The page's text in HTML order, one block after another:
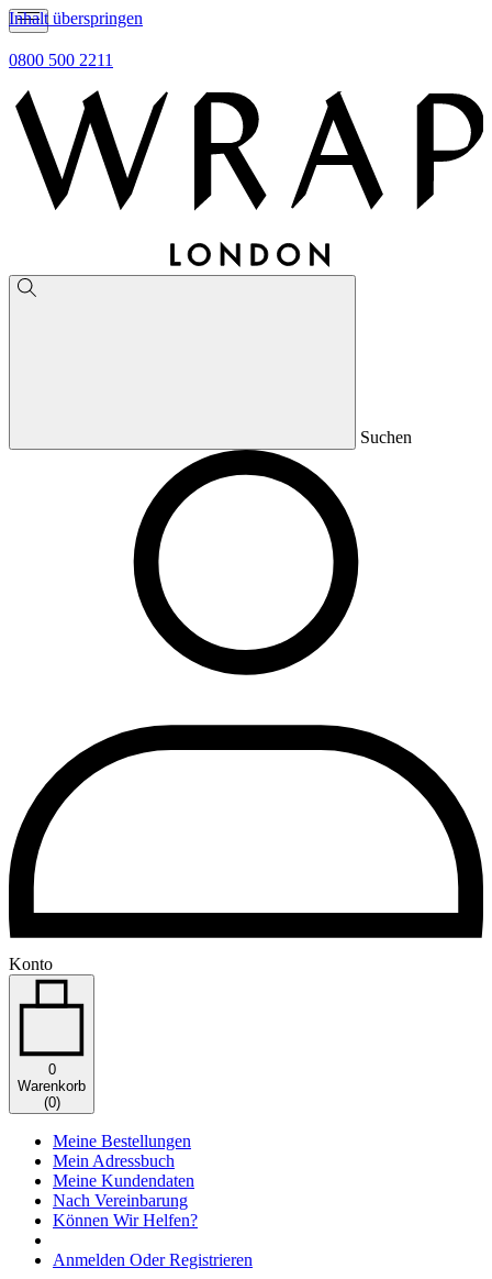
Inhalt überspringen
0800 500 2211
Suchen
Konto
0
Warenkorb
(0)
Meine Bestellungen
Mein Adressbuch
Meine Kundendaten
Nach Vereinbarung
Können Wir Helfen?
Anmelden Oder Registrieren